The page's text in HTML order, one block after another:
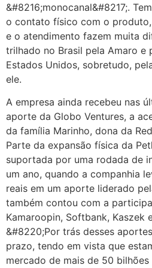
&#8216;monocanal&#8217;.
o contato físico com o
e o atendimento fazem muita
trilhado no Brasil pela Amaro e
Estados Unidos, sobretudo,
ele.
A empresa ainda recebeu nas
aporte da Globo Ventures, a
da família Marinho, dona da
Parte da expansão física da
suportada por uma rodada de
um ano, quando a companhia
reais em um aporte liderado
também contou com a
Kamaroopin, Softbank, Kaszek
&#8220;Por trás desses
prazo, tendo em vista que
mercado de mais de 50